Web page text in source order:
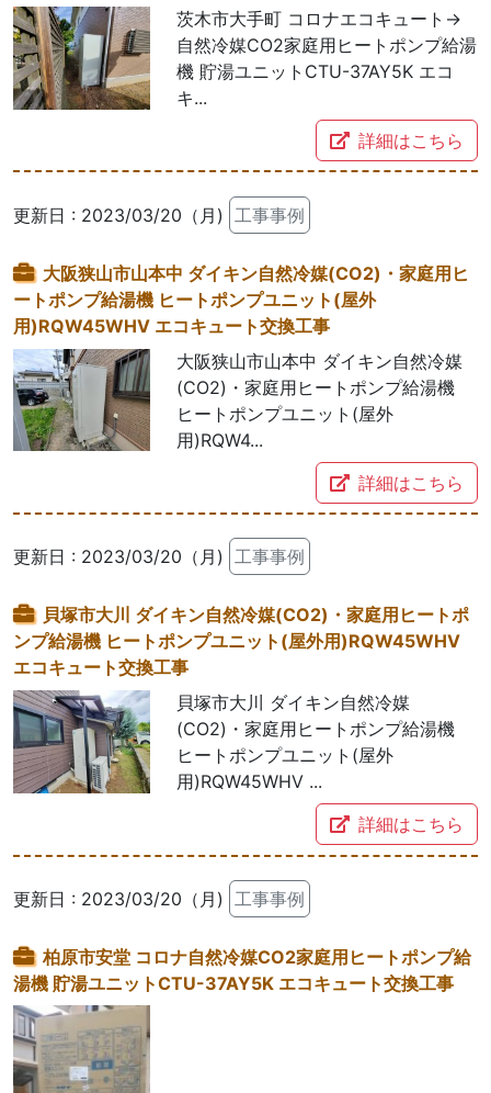
茨木市大手町 コロナエコキュート→
自然冷媒CO2家庭用ヒートポンプ給湯
機 貯湯ユニットCTU-37AY5K エコ
キ...
詳細はこちら
更新日 : 2023/03/20（月) 工事事例
大阪狭山市山本中 ダイキン自然冷媒(CO2)・家庭用ヒ
ートポンプ給湯機 ヒートポンプユニット(屋外
用)RQW45WHV エコキュート交換工事
大阪狭山市山本中 ダイキン自然冷媒
(CO2)・家庭用ヒートポンプ給湯機
ヒートポンプユニット(屋外
用)RQW4...
詳細はこちら
更新日 : 2023/03/20（月) 工事事例
貝塚市大川 ダイキン自然冷媒(CO2)・家庭用ヒートポ
ンプ給湯機 ヒートポンプユニット(屋外用)RQW45WHV
エコキュート交換工事
貝塚市大川 ダイキン自然冷媒
(CO2)・家庭用ヒートポンプ給湯機
ヒートポンプユニット(屋外
用)RQW45WHV ...
詳細はこちら
更新日 : 2023/03/20（月) 工事事例
柏原市安堂 コロナ自然冷媒CO2家庭用ヒートポンプ給
湯機 貯湯ユニットCTU-37AY5K エコキュート交換工事